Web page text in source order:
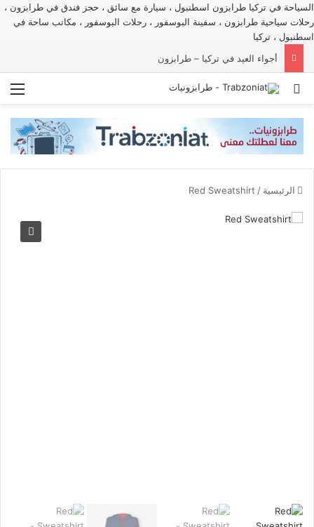
السياحة في تركيا طرابزون اسطنبول ، سيارة مع سائق ، حجز فندق في طرابزون ،
رحلات سياحية طرابزون ، سفينة البوسفور ، رحلات البوسفور ، مكاتب ساحة في
اسطنبول ، تركيا
أجواء العيد في تركيا – طرابزون
بحث عن
الرئيسية /
Red Sweatshirt